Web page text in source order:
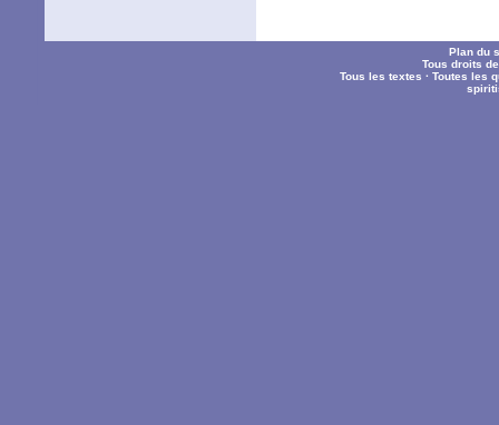
Plan du
Tous droits
Tous les textes ·Toutes les